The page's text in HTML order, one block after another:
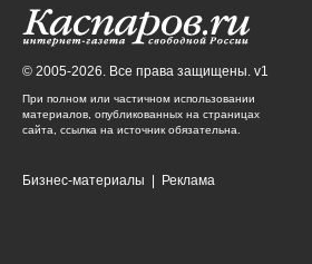
© 2005-2026. Все права защищены. v1
При полном или частичном использовании
материалов, опубликованных на страницах
сайта, ссылка на источник обязательна.
Бизнес-материалы Реклама